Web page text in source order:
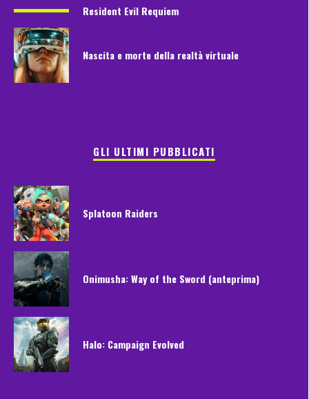
Resident Evil Requiem
Nascita e morte della realtà virtuale
GLI ULTIMI PUBBLICATI
Splatoon Raiders
Onimusha: Way of the Sword (anteprima)
Halo: Campaign Evolved